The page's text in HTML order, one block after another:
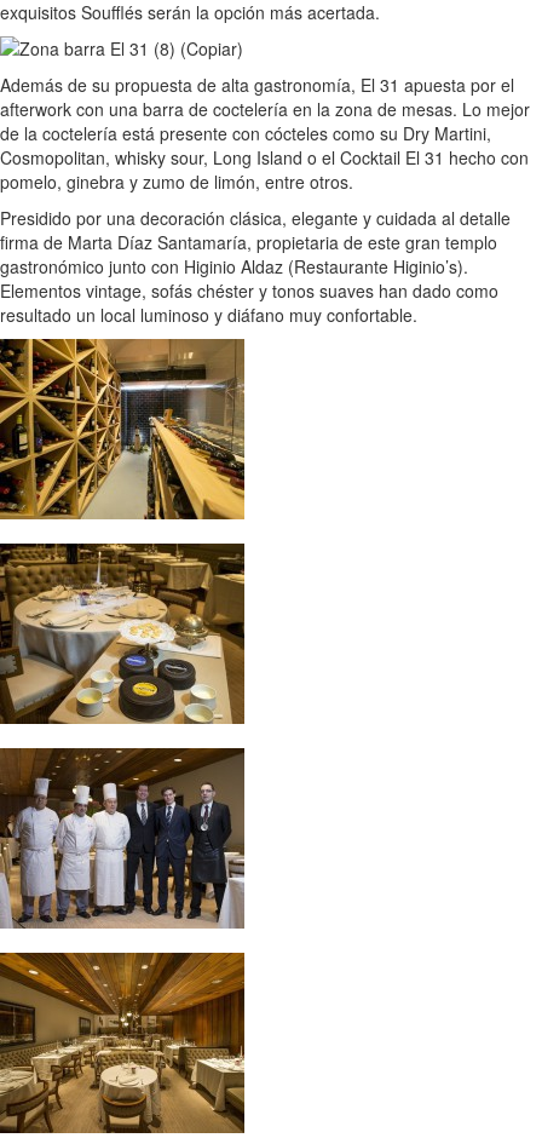
exquisitos Soufflés serán la opción más acertada.
Además de su propuesta de alta gastronomía, El 31 apuesta por el
afterwork con una barra de coctelería en la zona de mesas. Lo mejor
de la coctelería está presente con cócteles como su Dry Martini,
Cosmopolitan, whisky sour, Long Island o el Cocktail El 31 hecho con
pomelo, ginebra y zumo de limón, entre otros.
Presidido por una decoración clásica, elegante y cuidada al detalle
firma de Marta Díaz Santamaría, propietaria de este gran templo
gastronómico junto con Higinio Aldaz (Restaurante Higinio’s).
Elementos vintage, sofás chéster y tonos suaves han dado como
resultado un local luminoso y diáfano muy confortable.